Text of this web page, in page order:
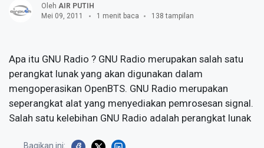
Oleh AIR PUTIH
Mei 09, 2011
1 menit baca 138 tampilan
Apa itu GNU Radio ? GNU Radio merupakan salah satu
perangkat lunak yang akan digunakan dalam
mengoperasikan OpenBTS. GNU Radio merupakan
seperangkat alat yang menyediakan pemrosesan signal.
Salah satu kelebihan GNU Radio adalah perangkat lunak
Bagikan ini: